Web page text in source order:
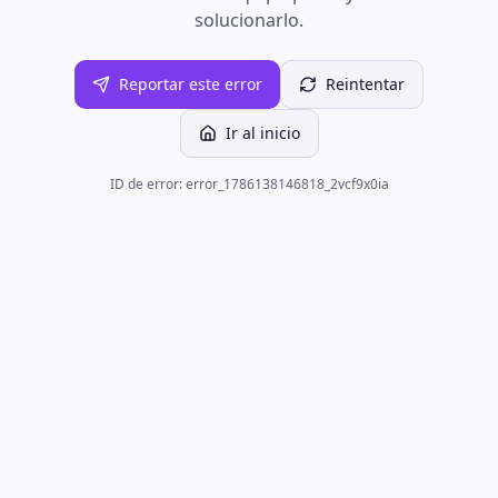
solucionarlo.
Reportar este error Reintentar
Ir al inicio
ID de error: error_1786138146818_2vcf9x0ia